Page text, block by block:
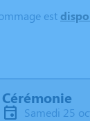
est
Cérémonie
samedi 25